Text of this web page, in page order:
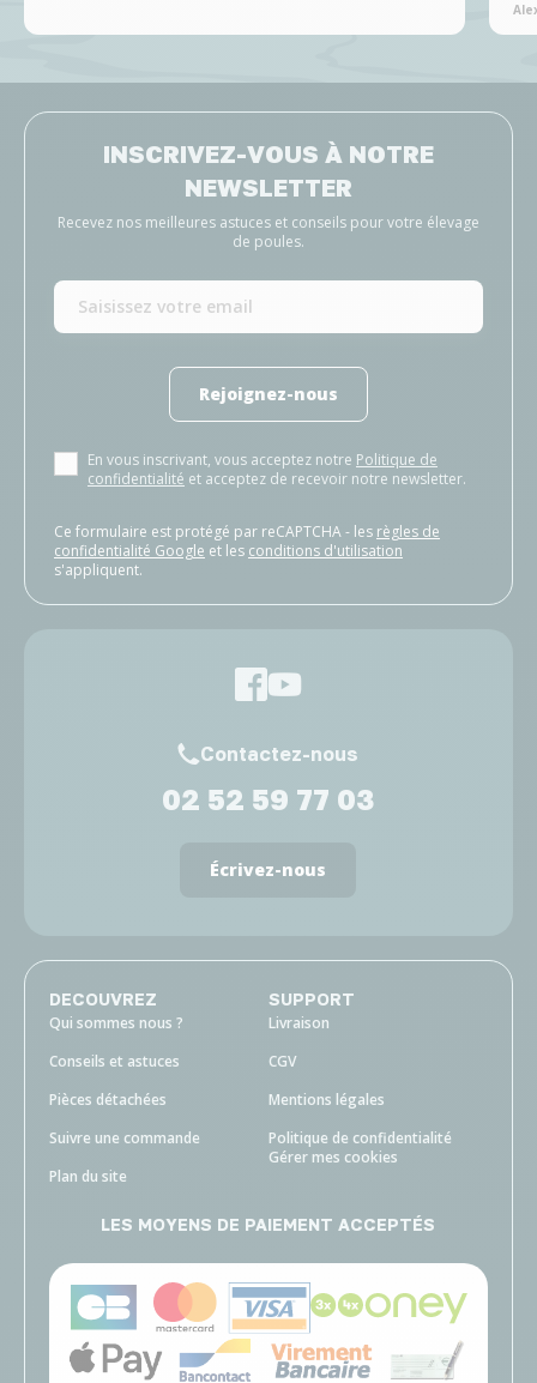
INSCRIVEZ-VOUS À NOTRE
NEWSLETTER
Recevez nos meilleures astuces et conseils pour votre élevage
de poules.
Rejoignez-nous
En vous inscrivant, vous acceptez notre Politique de
confidentialité et acceptez de recevoir notre newsletter.
Ce formulaire est protégé par reCAPTCHA - les règles de
confidentialité Google et les conditions d'utilisation
s'appliquent.
Contactez-nous
02 52 59 77 03
Écrivez-nous
DECOUVREZ
Qui sommes nous ?
Conseils et astuces
Pièces détachées
Suivre une commande
Plan du site
SUPPORT
Livraison
CGV
Mentions légales
Politique de confidentialité
Gérer mes cookies
LES MOYENS DE PAIEMENT ACCEPTÉS